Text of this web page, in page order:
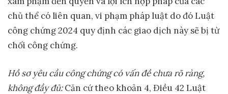
chủ thể có liên quan, vi phạm pháp luật do đó Luật
công chứng 2024 quy định các giao dịch này sẽ bị từ
chối công chứng.
Hồ sơ yêu cầu công chứng có vấn đề chưa rõ ràng,
không đầy đủ:Căn cứ theo khoản 4, Điều 42 Luật